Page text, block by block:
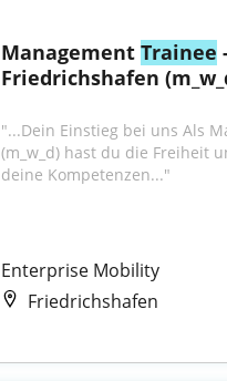
Management Trainee
Friedrichshafen
"...Dein Einstieg bei uns Als
(m_w_d) hast du die Freiheit
deine Kompetenzen..."
Enterprise Mobility
Friedrichshafen